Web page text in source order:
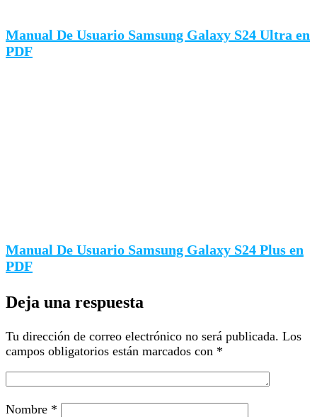
Manual De Usuario Samsung Galaxy S24 Ultra en
PDF
Manual De Usuario Samsung Galaxy S24 Plus en
PDF
Deja una respuesta
Tu dirección de correo electrónico no será publicada. Los
campos obligatorios están marcados con *
Nombre *